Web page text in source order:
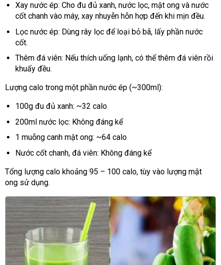
Xay nước ép: Cho đu đủ xanh, nước lọc, mật ong và nước
cốt chanh vào máy, xay nhuyễn hỗn hợp đến khi mịn đều.
Lọc nước ép: Dùng rây lọc để loại bỏ bã, lấy phần nước
cốt.
Thêm đá viên: Nếu thích uống lạnh, có thể thêm đá viên rồi
khuấy đều.
Lượng calo trong một phần nước ép (~300ml):
100g đu đủ xanh: ~32 calo
200ml nước lọc: Không đáng kể
1 muỗng canh mật ong: ~64 calo
Nước cốt chanh, đá viên: Không đáng kể
Tổng lượng calo khoảng 95 – 100 calo, tùy vào lượng mật
ong sử dụng.